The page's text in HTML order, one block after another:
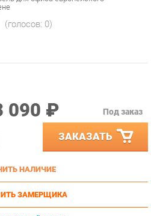
(голосов:
₽
ЗАКАЗАТЬ
НАЛИЧИЕ
ЗАМЕРЩИКА
ЛУЧШЕЙ ЦЕНЫ